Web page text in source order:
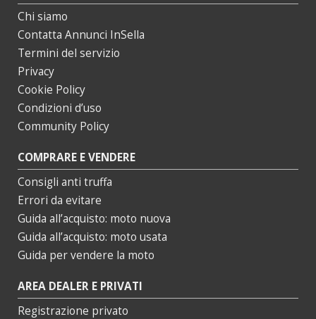
Chi siamo
Contatta Annunci InSella
Termini del servizio
Privacy
Cookie Policy
Condizioni d’uso
Community Policy
COMPRARE E VENDERE
Consigli anti truffa
Errori da evitare
Guida all’acquisto: moto nuova
Guida all’acquisto: moto usata
Guida per vendere la moto
AREA DEALER E PRIVATI
Registrazione privato